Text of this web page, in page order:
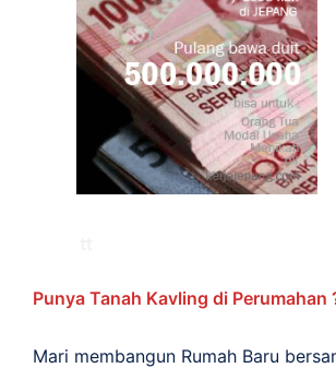
Punya Tanah Kavling di Perumahan
Mari membangun Rumah Baru